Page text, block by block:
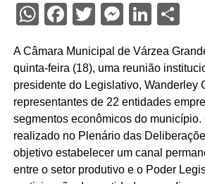
WhatsApp
Facebook
Twitter
A Câmara Municipal de Várzea
quinta-feira (18), uma reunião
presidente do Legislativo, Wanderley
representantes de 22 entidades
segmentos econômicos do município.
realizado no Plenário das
objetivo estabelecer um canal
entre o setor produtivo e o Poder